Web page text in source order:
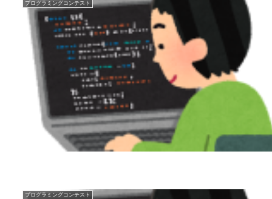
プログラミングコンテスト
プログラミングコンテスト